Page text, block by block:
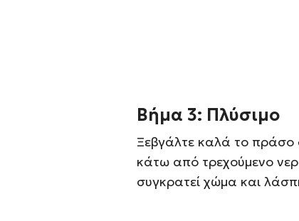
Βήμα 3: Πλύσιμο
Ξεβγάλτε καλά το
κάτω από τρεχούμενο
συγκρατεί χώμα και